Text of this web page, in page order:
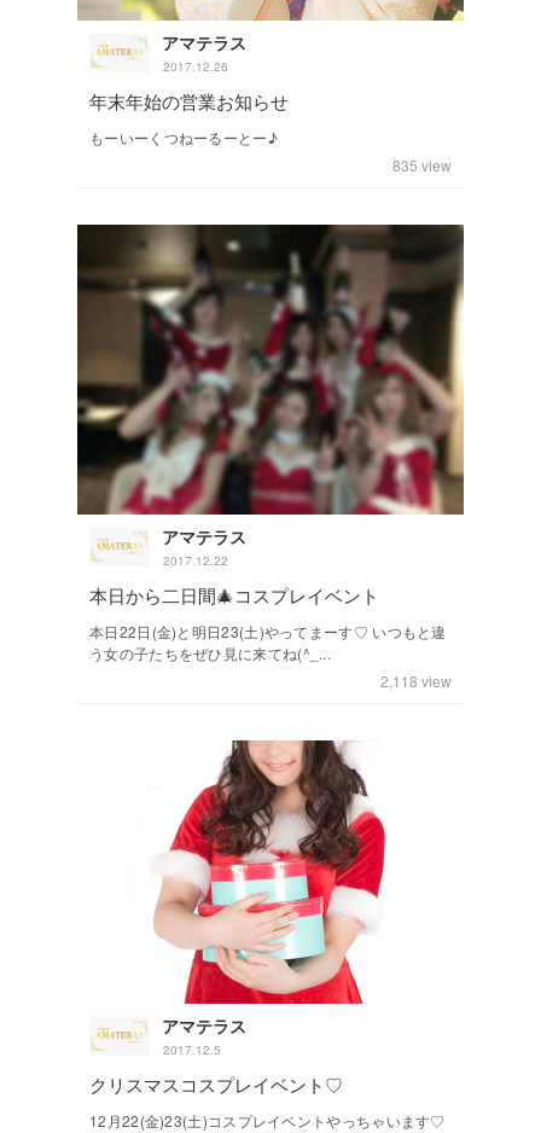
アマテラス
2017.12.26
年末年始の営業お知らせ
もーいーくつねーるーとー♪
835 view
アマテラス
2017.12.22
本日から二日間🎄コスプレイベント
本日22日(金)と明日23(土)やってまーす♡ いつもと違
う女の子たちをぜひ見に来てね(^_...
2,118 view
アマテラス
2017.12.5
クリスマスコスプレイベント♡
12月22(金)23(土)コスプレイベントやっちゃいます♡